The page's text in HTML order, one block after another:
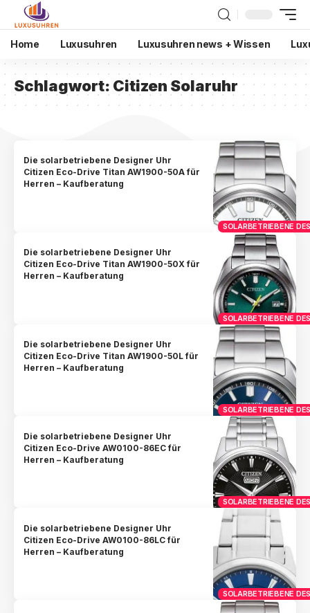
Home Luxusuhren Luxusuhren news + Wissen
Schlagwort: Citizen Solaruhr
SOLARBETRIEBENE
Die solarbetriebene Designer Uhr
Citizen Eco-Drive Titan AW1900-50A für
Herren – Kaufberatung
SOLARBETRIEBENE
Die solarbetriebene Designer Uhr
Citizen Eco-Drive Titan AW1900-50X für
Herren – Kaufberatung
SOLARBETRIEBENE
Die solarbetriebene Designer Uhr
Citizen Eco-Drive Titan AW1900-50L für
Herren – Kaufberatung
SOLARBETRIEBENE
Die solarbetriebene Designer Uhr
Citizen Eco-Drive AW0100-86EC für
Herren – Kaufberatung
SOLARBETRIEBENE
Die solarbetriebene Designer Uhr
Citizen Eco-Drive AW0100-86LC für
Herren – Kaufberatung